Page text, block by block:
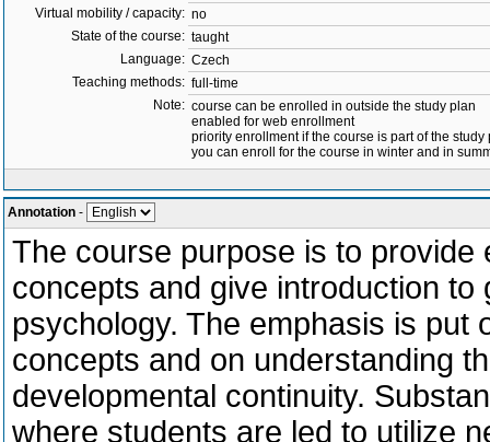
Virtual mobility / capacity: no
State of the course: taught
Language: Czech
Teaching methods: full-time
Note: course can be enrolled in outside the study plan
enabled for web enrollment
priority enrollment if the course is part of the study
you can enroll for the course in winter and in
Annotation -
The course purpose is to
concepts and give introduction
psychology. The emphasis is put
concepts and on understanding
developmental continuity.
where students are led to utilize